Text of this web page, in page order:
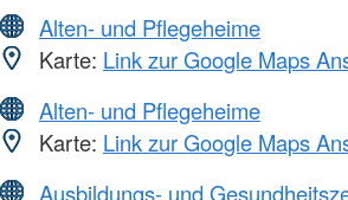
Alten- und Pflegeheime
Karte: Link zur Google Maps
Alten- und Pflegeheime
Karte: Link zur Google Maps
Ausbildungs- und